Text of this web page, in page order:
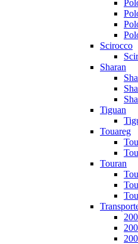
Scirocco
Sharan
Tiguan
Touareg
Touran